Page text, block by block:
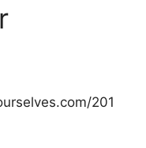
201